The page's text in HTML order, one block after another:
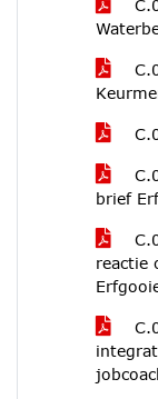
brief
reactie